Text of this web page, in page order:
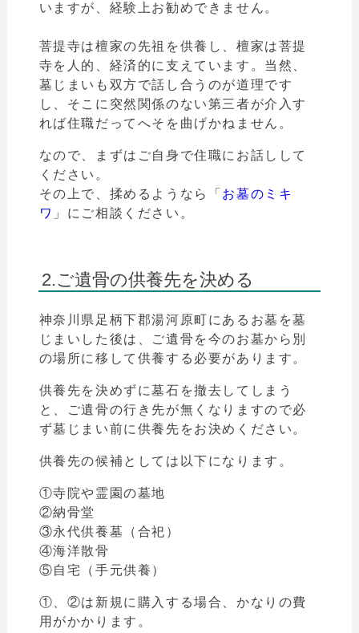
いますが、経験上お勧めできません。
菩提寺は檀家の先祖を供養し、檀家は菩提
寺を人的、経済的に支えています。当然、
墓じまいも双方で話し合うのが道理です
し、 そこに突然関係のない第三者が介入す
れば住職だってへそを曲げかねません。
なので、まずはご自身で住職にお話しして
ください。
その上で、揉めるようなら「 お墓のミキ
ワ 」 にご相談ください。
2.ご遺骨の供養先を決める
神奈川県 足柄下郡湯河原町にあるお墓を墓
じまいした後は、ご遺骨を今のお墓から別
の場所に移して供養する必要があります。
供養先を決めずに墓石を撤去してしまう
と、ご遺骨の行き先が無くなりますので必
ず墓じまい前に供養先をお決めください。
供養先の候補としては以下になります。
①寺院や霊園の墓地
②納骨堂
③永代供養墓（合祀）
④海洋散骨
⑤自宅（手元供養）
①、②は新規に購入する場合、かなりの費
用がかかります。